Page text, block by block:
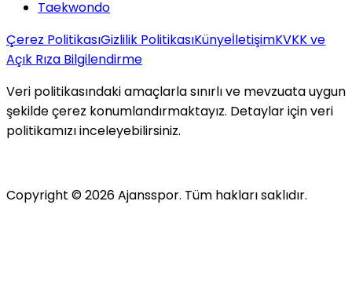
Taekwondo
Çerez PolitikasıGizlilik PolitikasıKünyeİletişimKVKK ve
Açık Rıza Bilgilendirme
Veri politikasındaki amaçlarla sınırlı ve mevzuata uygun
şekilde çerez konumlandırmaktayız. Detaylar için veri
politikamızı inceleyebilirsiniz.
Copyright ©2026Ajansspor. Tüm hakları saklıdır.